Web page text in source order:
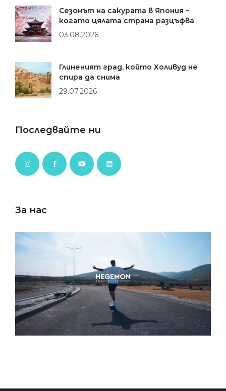
Сезонът на сакурата в Япония –
когато цялата страна разцъфва
03.08.2026
Глиненият град, който Холивуд не
спира да снима
29.07.2026
Последвайте ни
За нас